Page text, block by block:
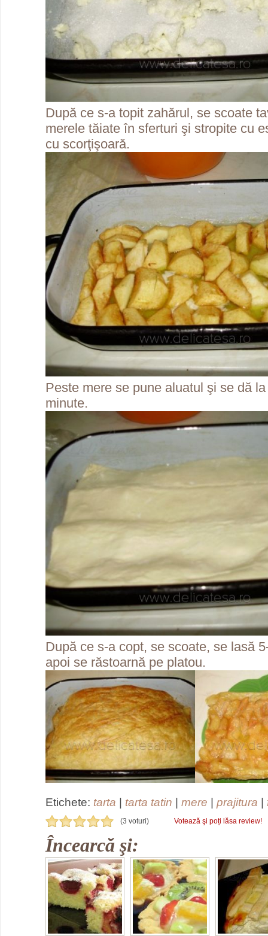
După ce s-a topit zahărul, se scoate
merele tăiate în sferturi şi stropite cu
cu scorţişoară.
Peste mere se pune aluatul şi se dă
minute.
După ce s-a copt, se scoate, se lasă
apoi se răstoarnă pe platou.
Etichete: tarta | tarta tatin | mere | prajitura |
(3 voturi) Votează şi poți lăsa review!
Încearcă şi: